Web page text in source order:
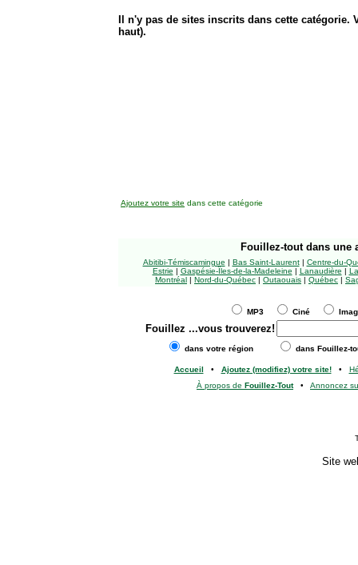
Il n'y pas de sites inscrits dans cette
haut).
Ajoutez votre site dans cette catégorie
Fouillez-tout dans une
Abitibi-Témiscamingue | Bas Saint-Laurent| Centre-du-
Estrie | Gaspésie-Îles-de-la-Madeleine | Lanaudière |
Montréal | Nord-du-Québec | Outaouais | Québec |
MP3 Ciné
Fouillez ...vous trouverez!
dans votre région dans Fouillez-
Accueil • Ajoutez (modifiez) votre site!•
À propos de Fouillez-Tout• Annoncez
Site